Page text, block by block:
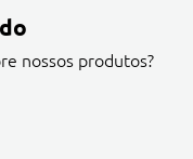
nossos produtos?